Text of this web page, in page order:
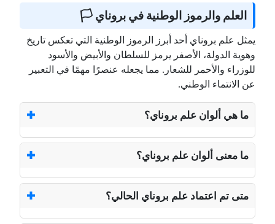
العلم والرموز الوطنية في بروناي 🏳️
يمثل علم بروناي أحد أبرز الرموز الوطنية التي تعكس تاريخ
وهوية الدولة، الأصفر يرمز للسلطان والأبيض والأسود
للوزراء والأحمر للشعار. مما يجعله عنصرًا مهمًا في التعبير
عن الانتماء الوطني.
ما هي ألوان علم بروناي؟
ما معنى ألوان علم بروناي؟
متى تم اعتماد علم بروناي الحالي؟